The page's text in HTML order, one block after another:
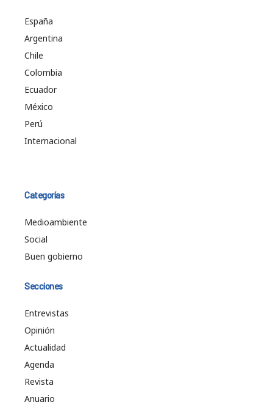
España
Argentina
Chile
Colombia
Ecuador
México
Perú
Internacional
Categorías
Medioambiente
Social
Buen gobierno
Secciones
Entrevistas
Opinión
Actualidad
Agenda
Revista
Anuario